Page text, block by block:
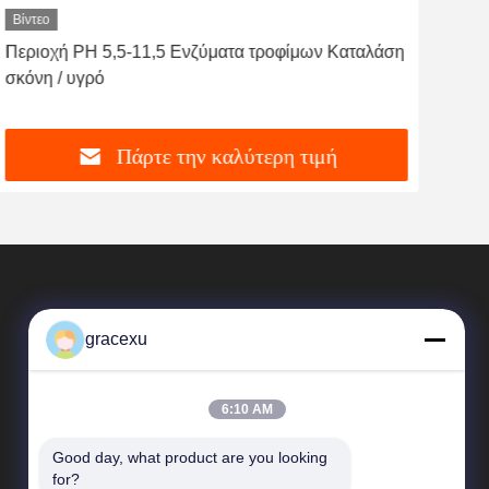
Βίντεο
Περιοχή PH 5,5-11,5 Ενζύματα τροφίμων Καταλάση
σκόνη / υγρό
Πάρτε την καλύτερη τιμή
Γρήγορες Συνδέσεις
gracexu
6:10 AM
Good day, what product are you looking
for?